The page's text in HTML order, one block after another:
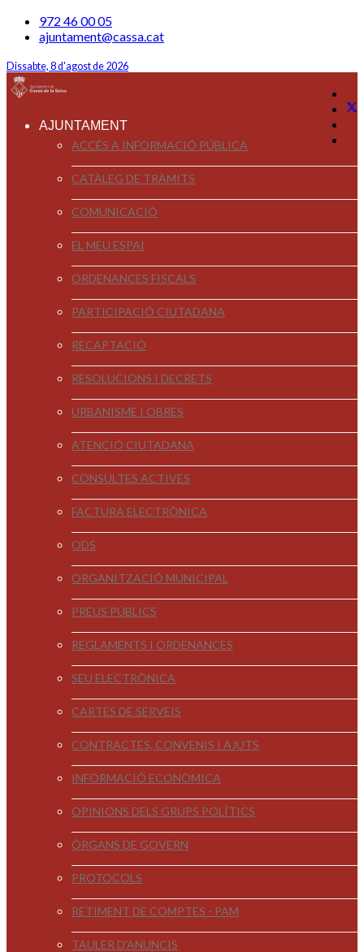
972 46 00 05
ajuntament@cassa.cat
Dissabte, 8 d'agost de 2026
AJUNTAMENT
ACCÉS A INFORMACIÓ PÚBLICA
CATÀLEG DE TRÀMITS
COMUNICACIÓ
EL MEU ESPAI
ORDENANCES FISCALS
PARTICIPACIÓ CIUTADANA
RECAPTACIÓ
RESOLUCIONS I DECRETS
URBANISME I OBRES
ATENCIÓ CIUTADANA
CONSULTES ACTIVES
FACTURA ELECTRÒNICA
ODS
ORGANITZACIÓ MUNICIPAL
PREUS PÚBLICS
REGLAMENTS I ORDENANCES
SEU ELECTRÒNICA
CARTES DE SERVEIS
CONTRACTES, CONVENIS I AJUTS
INFORMACIÓ ECONÒMICA
OPINIONS DELS GRUPS POLÍTICS
ÒRGANS DE GOVERN
PROTOCOLS
RETIMENT DE COMPTES - PAM
TAULER D'ANUNCIS